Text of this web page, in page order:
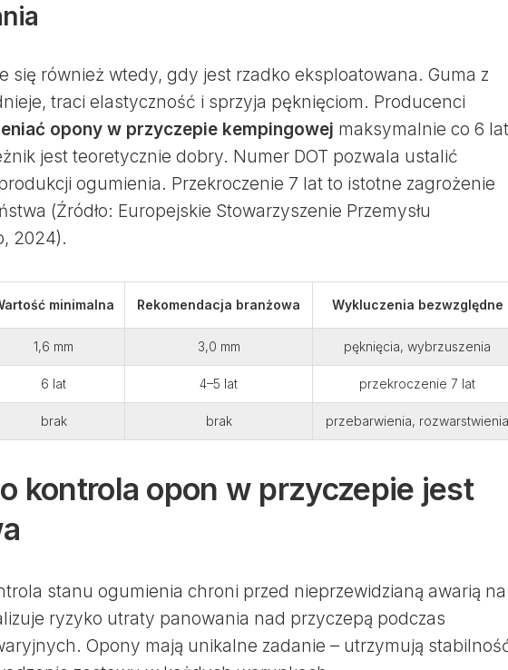
się również wtedy, gdy jest rzadko eksploatowana. Guma z
traci elastyczność i sprzyja pęknięciom. Producenci
opony w przyczepie kempingowej maksymalnie co 6
jest teoretycznie dobry. Numer DOT pozwala ustalić
ogumienia. Przekroczenie 7 lat to istotne zagrożenie
(Źródło: Europejskie Stowarzyszenie Przemysłu
2024).
minimalna Rekomendacja branżowa Wykluczenia bezwzględne
1,6 mm 3,0 mm pęknięcia, wybrzuszenia
6 lat 4–5 lat przekroczenie 7 lat
brak brak przebarwienia, rozwarstwienia
kontrola opon w przyczepie jest
stanu ogumienia chroni przed nieprzewidzianą awarią na
ryzyko utraty panowania nad przyczepą podczas
Opony mają unikalne zadanie – utrzymują